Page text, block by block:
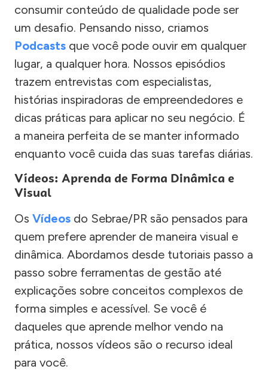
consumir conteúdo de qualidade pode ser
um desafio. Pensando nisso, criamos
Podcasts que você pode ouvir em qualquer
lugar, a qualquer hora. Nossos episódios
trazem entrevistas com especialistas,
histórias inspiradoras de empreendedores e
dicas práticas para aplicar no seu negócio. É
a maneira perfeita de se manter informado
enquanto você cuida das suas tarefas diárias.
Vídeos: Aprenda de Forma Dinâmica e
Visual
Os Vídeos do Sebrae/PR são pensados para
quem prefere aprender de maneira visual e
dinâmica. Abordamos desde tutoriais passo a
passo sobre ferramentas de gestão até
explicações sobre conceitos complexos de
forma simples e acessível. Se você é
daqueles que aprende melhor vendo na
prática, nossos vídeos são o recurso ideal
para você.